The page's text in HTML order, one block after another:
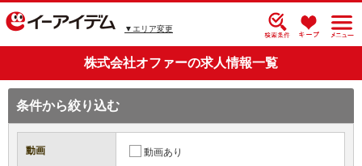
▼エリア変更
株式会社オファーの求人情報一覧
条件から絞り込む
動画 動画あり